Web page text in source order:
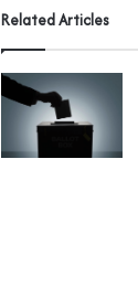
Related Articles